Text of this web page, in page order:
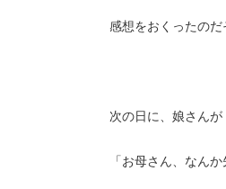
感想をおくったのだ
次の日に、娘さんが
「お母さん、なん